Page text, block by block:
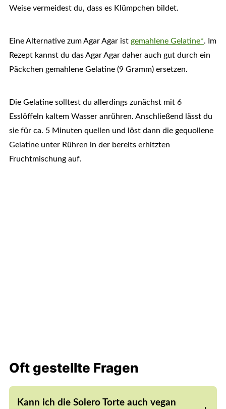
Weise vermeidest du, dass es Klümpchen bildet.
Eine Alternative zum Agar Agar ist gemahlene Gelatine*. Im
Rezept kannst du das Agar Agar daher auch gut durch ein
Päckchen gemahlene Gelatine (9 Gramm) ersetzen.
Die Gelatine solltest du allerdings zunächst mit 6
Esslöffeln kaltem Wasser anrühren. Anschließend lässt du
sie für ca. 5 Minuten quellen und löst dann die gequollene
Gelatine unter Rühren in der bereits erhitzten
Fruchtmischung auf.
Oft gestellte Fragen
Kann ich die Solero Torte auch vegan